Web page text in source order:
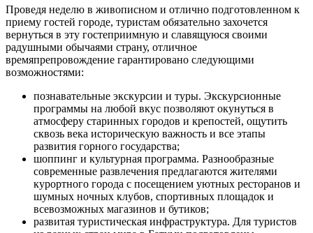
Проведя неделю в живописном и отлично подготовленном к
приему гостей городе, туристам обязательно захочется
вернуться в эту гостеприимную и славящуюся своими
радушными обычаями страну, отличное
времяпрепровождение гарантировано следующими
возможностями:
познавательные экскурсии и туры. Экскурсионные
программы на любой вкус позволяют окунуться в
атмосферу старинных городов и крепостей, ощутить
сквозь века историческую важность и все этапы
развития горного государства;
шоппинг и культурная программа. Разнообразные
современные развлечения предлагаются жителями
курортного города с посещением уютных ресторанов и
шумных ночных клубов, спортивных площадок и
всевозможных магазинов и бутиков;
развитая туристическая инфраструктура. Для туристов